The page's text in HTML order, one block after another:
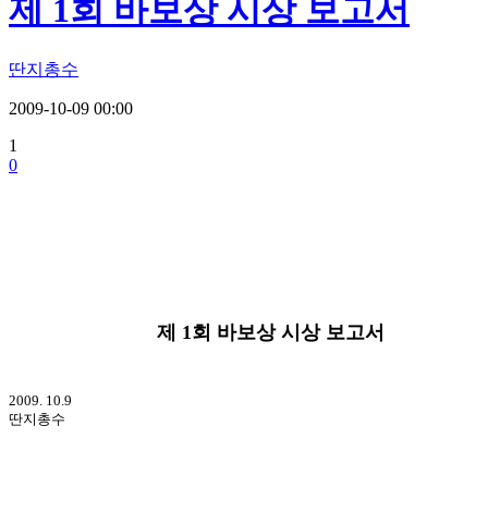
제 1회 바보상 시상 보고서
딴지총수
2009-10-09 00:00
1
0
제 1회 바보상 시상 보고서
2009. 10.9
딴지총수